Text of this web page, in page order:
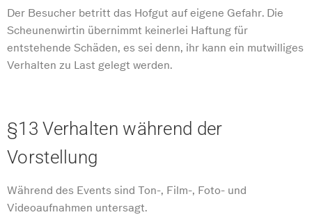
Der Besucher betritt das Hofgut auf eigene Gefahr. Die
Scheunenwirtin übernimmt keinerlei Haftung für
entstehende Schäden, es sei denn, ihr kann ein mutwilliges
Verhalten zu Last gelegt werden.
§13 Verhalten während der
Vorstellung
Während des Events sind Ton-, Film-, Foto- und
Videoaufnahmen untersagt.